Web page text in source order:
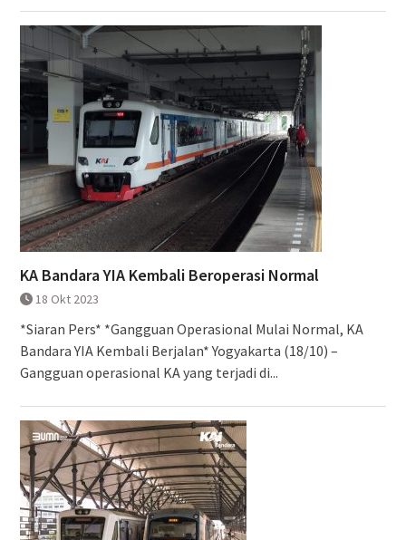
KA Bandara YIA Kembali Beroperasi Normal
18 Okt 2023
*Siaran Pers* *Gangguan Operasional Mulai Normal, KA
Bandara YIA Kembali Berjalan* Yogyakarta (18/10) –
Gangguan operasional KA yang terjadi di...